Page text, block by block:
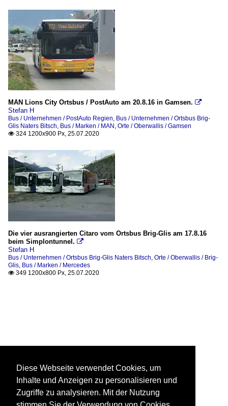
MAN Lions City Ortsbus / PostAuto am 20.8.16 in Gamsen. 
Stefan H
Bus / Unternehmen / PostAuto Regien, Bus / Unternehmen / Ortsbus Brig-
Glis Naters Bitsch, Bus / Marken / MAN , Orte / Oberwallis / Gamsen
 324 1200x900 Px, 25.07.2020
Die vier ausrangierten Citaro vom Ortsbus Brig-Glis am 17.8.16
beim Simplontunnel. 
Stefan H
Bus / Unternehmen / Ortsbus Brig-Glis Naters Bitsch, Orte / Oberwallis / Brig-
Glis, Bus / Marken / Mercedes
 349 1200x800 Px, 25.07.2020
Diese Webseite verwendet Cookies, um
Inhalte und Anzeigen zu personalisieren und
Zugriffe zu analysieren. Mit der Nutzung